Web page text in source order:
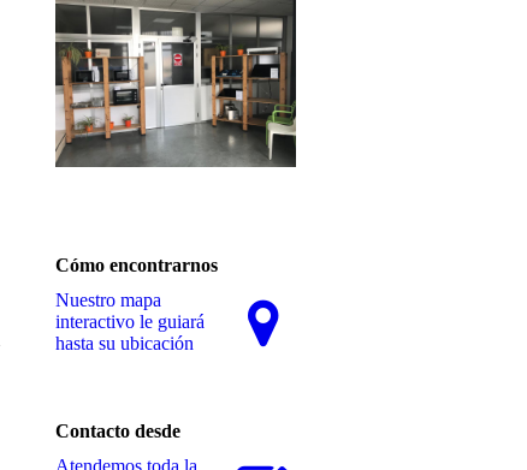
Cómo encontrarnos
Nuestro mapa
interactivo le guiará
hasta su ubicación
Contacto desde